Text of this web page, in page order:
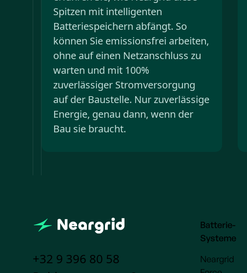
Spitzen mit intelligenten
Batteriespeichern abfängt. So
können Sie emissionsfrei arbeiten,
ohne auf einen Netzanschluss zu
warten und mit 100%
zuverlässiger Stromversorgung
auf der Baustelle. Nur zuverlässige
Energie, genau dann, wenn der
Bau sie braucht.
+32 9 396 80 58
Batterie-
Systeme
Neargrid